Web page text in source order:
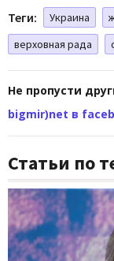
Теги: Украина
верховная рада
Не пропусти
bigmir)net в
Статьи по